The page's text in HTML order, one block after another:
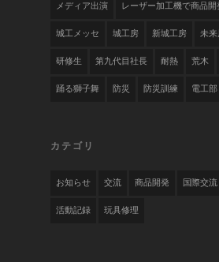
メディア出演 レーザー加工機で商品開
城工メッセ 城工房 新城工房 未来
研修生 第九代目社長 耐熱 荒木
踊る獅子舞 防災 防災訓練 電工部
カテゴリ
お知らせ 交流 商品開発 国際交流
活動記録 玩具修理